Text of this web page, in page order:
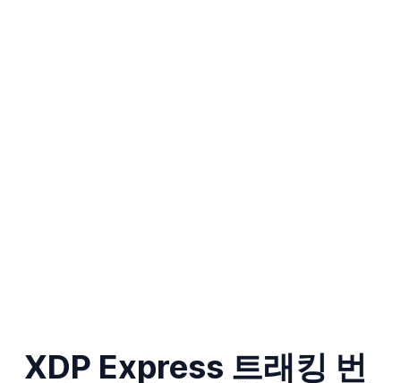
XDP Express 트래킹 번